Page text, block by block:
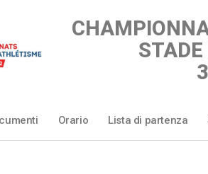
Orario Lista di partenza